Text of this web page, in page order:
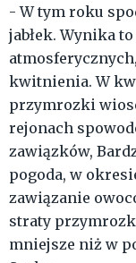
- W tym roku
jabłek. Wynika
kwitnienia. W
przymrozki
rejonach
zawiązków,
pogoda, w
zawiązanie
straty
mniejsze niż w